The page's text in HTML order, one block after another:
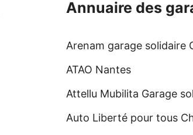
Annuaire des
Arenam garage solidaire
ATAO Nantes
Attellu Mubilita Garage
Auto Liberté pour tous